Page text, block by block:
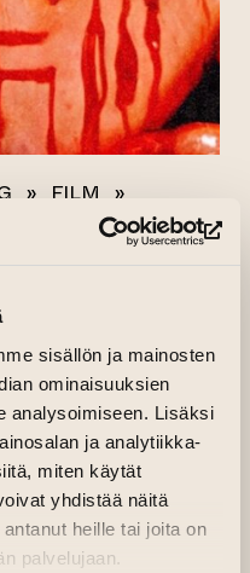
sisällön ja mainosten
ominaisuuksien
analysoimiseen. Lisäksi
ja analytiikka-
miten käytät
yhdistää näitä
heille tai joita on
palvelujaan.
» FILM
»
Köp biljett(leder till